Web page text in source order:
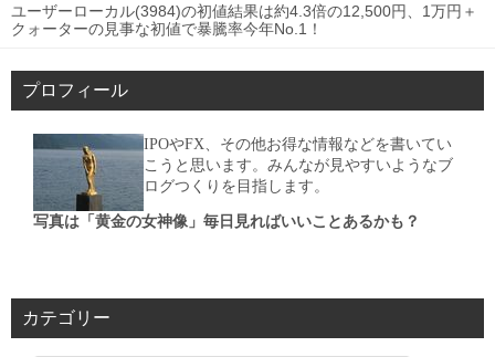
ユーザーローカル(3984)の初値結果は約4.3倍の12,500円、1万円＋
クォーターの見事な初値で暴騰率今年No.1！
プロフィール
IPOやFX、その他お得な情報などを書いてい
こうと思います。みんなが見やすいようなブ
ログつくりを目指します。
写真は「黄金の女神像」毎日見ればいいことあるかも？
カテゴリー